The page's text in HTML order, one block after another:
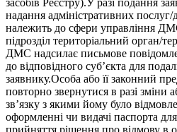
надання адміністративних
належить до сфери управління
підрозділ територіальний орган/
ДМС надсилає письмове
до відповідного суб’єкта для
заявнику.Особа або її законний
повторно звернутися в разі зміни
зв’язку з якими йому було
оформленні чи видачі паспорта
прийняття рішення про відмову в